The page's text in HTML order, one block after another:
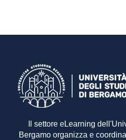
Il settore eLearning
Bergamo organizza e